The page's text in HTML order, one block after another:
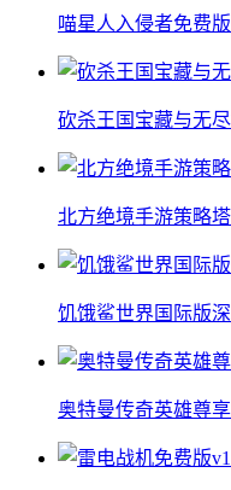
喵星人入侵者免费
砍杀王国宝藏与无
北方绝境手游策略
饥饿鲨世界国际版
奥特曼传奇英雄尊